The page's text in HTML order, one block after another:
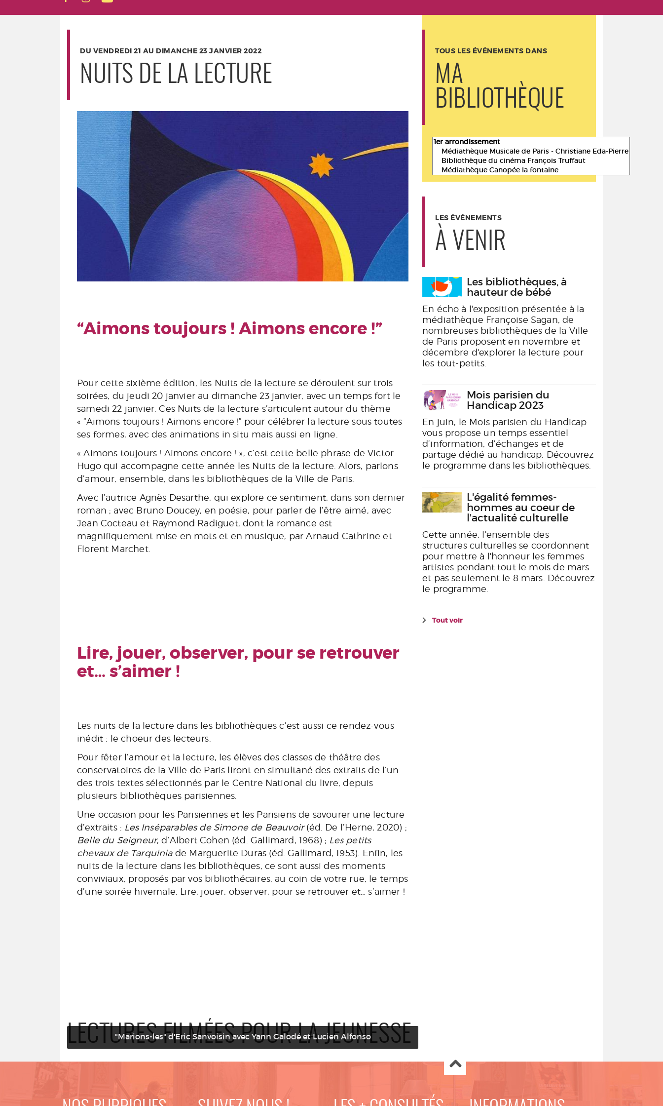
DU VENDREDI 21 AU DIMANCHE 23 JANVIER 2022
NUITS DE LA LECTURE
“Aimons toujours ! Aimons encore !”
Pour cette sixième édition, les Nuits de la lecture se déroulent sur trois
soirées, du jeudi 20 janvier au dimanche 23 janvier, avec un temps fort le
samedi 22 janvier. Ces Nuits de la lecture s’articulent autour du thème
« “Aimons toujours ! Aimons encore !” pour célébrer la lecture sous toutes
ses formes, avec des animations in situ mais aussi en ligne.
« Aimons toujours ! Aimons encore ! », c’est cette belle phrase de Victor
Hugo qui accompagne cette année les Nuits de la lecture. Alors, parlons
d’amour, ensemble, dans les bibliothèques de la Ville de Paris.
Avec l’autrice Agnès Desarthe, qui explore ce sentiment, dans son dernier
roman ; avec Bruno Doucey, en poésie, pour parler de l’être aimé, avec
Jean Cocteau et Raymond Radiguet, dont la romance est
magnifiquement mise en mots et en musique, par Arnaud Cathrine et
Florent Marchet.
Lire, jouer, observer, pour se retrouver
et… s’aimer !
Les nuits de la lecture dans les bibliothèques c’est aussi ce rendez-vous
inédit : le choeur des lecteurs.
Pour fêter l’amour et la lecture, les élèves des classes de théâtre des
conservatoires de la Ville de Paris liront en simultané des extraits de l’un
des trois textes sélectionnés par le Centre National du livre, depuis
plusieurs bibliothèques parisiennes.
Une occasion pour les Parisiennes et les Parisiens de savourer une lecture
d’extraits : Les Inséparables de Simone de Beauvoir(éd. De l’Herne, 2020) ;
Belle du Seigneur, d’Albert Cohen (éd. Gallimard, 1968) ; Les petits
chevaux de Tarquiniade Marguerite Duras (éd. Gallimard, 1953). Enfin, les
nuits de la lecture dans les bibliothèques, ce sont aussi des moments
conviviaux, proposés par vos bibliothécaires, au coin de votre rue, le temps
d’une soirée hivernale. Lire, jouer, observer, pour se retrouver et… s’aimer !
LECTURES FILMÉES POUR LA JEUNESSE
"Marions-les" d'Eric Sanvoisin avec Yann Galodé et Lucien Alfonso
TOUS LES ÉVÉNEMENTS DANS
MA
BIBLIOTHÈQUE
LES ÉVÉNEMENTS
À VENIR
Les bibliothèques, à
hauteur de bébé
En écho à l'exposition présentée à la
médiathèque Françoise Sagan, de
nombreuses bibliothèques de la Ville
de Paris proposent en novembre et
décembre d'explorer la lecture pour
les tout-petits.
Mois parisien du
Handicap 2023
En juin, le Mois parisien du Handicap
vous propose un temps essentiel
d’information, d’échanges et de
partage dédié au handicap. Découvrez
le programme dans les bibliothèques.
L'égalité femmes-
hommes au coeur de
l'actualité culturelle
Cette année, l'ensemble des
structures culturelles se coordonnent
pour mettre à l'honneur les femmes
artistes pendant tout le mois de mars
et pas seulement le 8 mars. Découvrez
le programme.
Tout voir